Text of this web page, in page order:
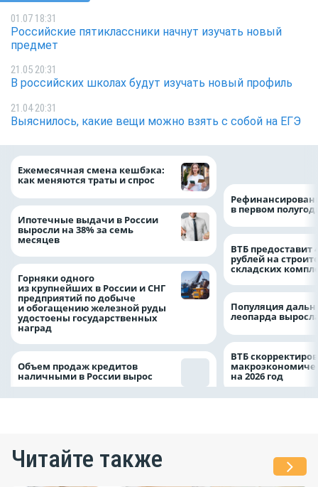
01.07 18:31
Российские пятиклассники начнут изучать новый
предмет
21.05 20:31
В российских школах будут изучать новый профиль
21.04 20:31
Выяснилось, какие вещи можно взять с собой на ЕГЭ
Ежемесячная смена кешбэка:
как меняются траты и спрос
Ипотечные выдачи в России
выросли на 38% за семь
месяцев
Горняки одного
из крупнейших в России и СНГ
предприятий по добыче
и обогащению железной руды
удостоены государственных
наград
Объем продаж кредитов
наличными в России вырос
в первом
ВТБ предоставит
рублей на
складских
Популяция
леопарда
ВТБ
на 2026 год
Читайте также